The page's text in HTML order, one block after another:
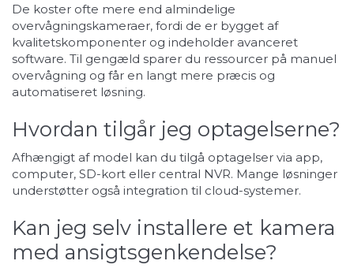
De koster ofte mere end almindelige
overvågningskameraer, fordi de er bygget af
kvalitetskomponenter og indeholder avanceret
software. Til gengæld sparer du ressourcer på manuel
overvågning og får en langt mere præcis og
automatiseret løsning.
Hvordan tilgår jeg optagelserne?
Afhængigt af model kan du tilgå optagelser via app,
computer, SD-kort eller central NVR. Mange løsninger
understøtter også integration til cloud-systemer.
Kan jeg selv installere et kamera
med ansigtsgenkendelse?